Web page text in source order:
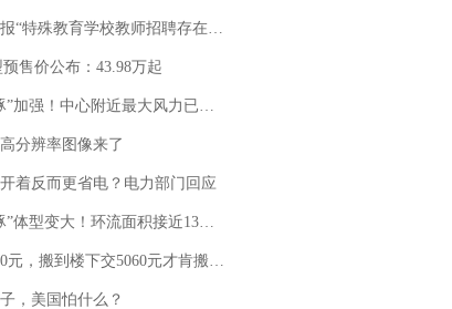
校教师招聘存在违规行为”：已启动问责程序 副校长被停职
售价公布：43.98万起
！中心附近最大风力已达15级 最新研判
分辨率图像来了
着反而更省电？电力部门回应
型变大！环流面积接近13个浙江那么大
到楼下交5060元才肯搬上楼！女子傻眼了……
，美国怕什么？